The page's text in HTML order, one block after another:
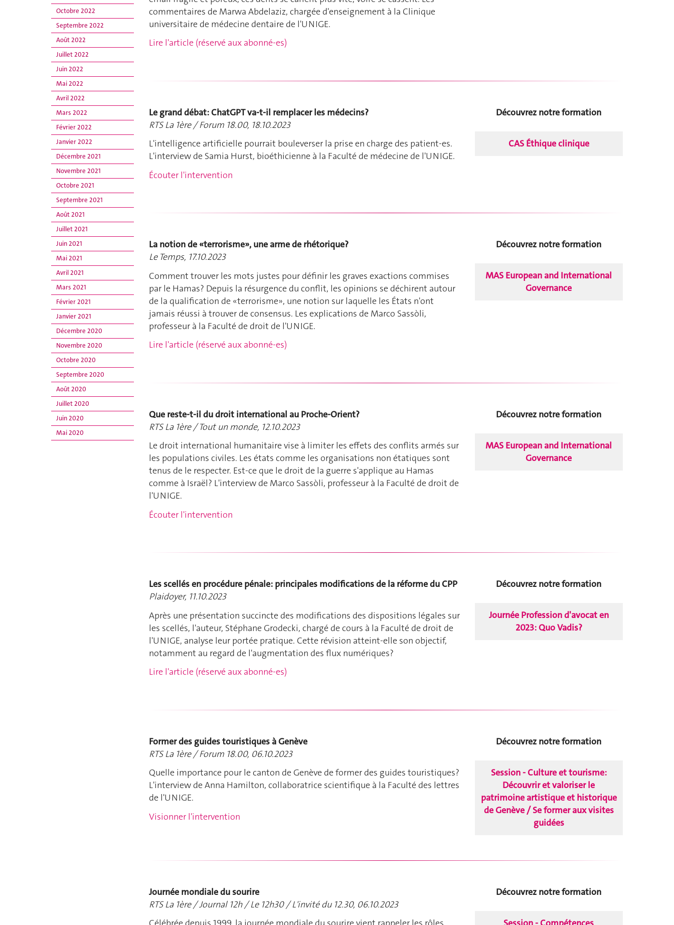
Octobre 2022
Septembre 2022
Août 2022
Juillet 2022
Juin 2022
Mai 2022
Avril 2022
Mars 2022
Février 2022
Janvier 2022
Décembre 2021
Novembre 2021
Octobre 2021
Septembre 2021
Août 2021
Juillet 2021
Juin 2021
Mai 2021
Avril 2021
Mars 2021
Février 2021
Janvier 2021
Décembre 2020
Novembre 2020
Octobre 2020
Septembre 2020
Août 2020
Juillet 2020
Juin 2020
Mai 2020
commentaires de Marwa Abdelaziz, chargée d'enseignement à la Clinique
universitaire de médecine dentaire de l'UNIGE.
Lire l'article (réservé aux abonné-es)
Le grand débat: ChatGPT va-t-il remplacer les médecins?
RTS La 1ère / Forum 18.00, 18.10.2023
L'intelligence artificielle pourrait bouleverser la prise en charge des patient-es.
L'interview de Samia Hurst, bioéthicienne à la Faculté de médecine de l'UNIGE.
Écouter l'intervention
Découvrez notre formation
CAS Éthique clinique
La notion de «terrorisme», une arme de rhétorique?
Le Temps, 17.10.2023
Comment trouver les mots justes pour définir les graves exactions commises
par le Hamas? Depuis la résurgence du conflit, les opinions se déchirent autour
de la qualification de «terrorisme», une notion sur laquelle les États n'ont
jamais réussi à trouver de consensus. Les explications de Marco Sassòli,
professeur à la Faculté de droit de l'UNIGE.
Lire l'article (réservé aux abonné-es)
Découvrez notre formation
MAS European and International
Governance
Que reste-t-il du droit international au Proche-Orient?
RTS La 1ère / Tout un monde, 12.10.2023
Le droit international humanitaire vise à limiter les effets des conflits armés sur
les populations civiles. Les états comme les organisations non étatiques sont
tenus de le respecter. Est-ce que le droit de la guerre s'applique au Hamas
comme à Israël? L'interview de Marco Sassòli, professeur à la Faculté de droit de
l'UNIGE.
Écouter l'intervention
Découvrez notre formation
MAS European and International
Governance
Les scellés en procédure pénale: principales modifications de la réforme du CPP
Plaidoyer, 11.10.2023
Après une présentation succincte des modifications des dispositions légales sur
les scellés, l'auteur, Stéphane Grodecki, chargé de cours à la Faculté de droit de
l'UNIGE, analyse leur portée pratique. Cette révision atteint-elle son objectif,
notamment au regard de l'augmentation des flux numériques?
Lire l'article (réservé aux abonné-es)
Découvrez notre formation
Journée Profession d'avocat en
2023: Quo Vadis?
Former des guides touristiques à Genève
RTS La 1ère / Forum 18.00, 06.10.2023
Quelle importance pour le canton de Genève de former des guides touristiques?
L'interview de Anna Hamilton, collaboratrice scientifique à la Faculté des lettres
de l'UNIGE.
Visionner l'intervention
Découvrez notre formation
Session - Culture et tourisme:
Découvrir et valoriser le
patrimoine artistique et historique
de Genève / Se former aux visites
guidées
Journée mondiale du sourire
RTS La 1ère / Journal 12h / Le 12h30 / L'invité du 12.30, 06.10.2023
Découvrez notre formation